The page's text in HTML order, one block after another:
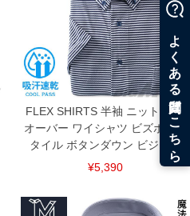
FLEX SHIRTS 半袖 ニット プル
オーバー ワイシャツ ビズポロス
タイル ボタンダウン ビジカジ
¥5,390